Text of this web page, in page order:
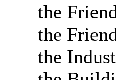
the
the
the